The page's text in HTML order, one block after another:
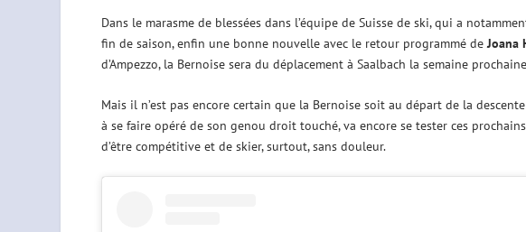
Dans le marasme de blessées dans l’équipe de Suisse de ski, qui a
fin de saison, enfin une bonne nouvelle avec le retour programmé de Joana
d’Ampezzo, la Bernoise sera du déplacement à Saalbach la semaine
Mais il n’est pas encore certain que la Bernoise soit au départ de la
à se faire opéré de son genou droit touché, va encore se tester ces
d’être compétitive et de skier, surtout, sans douleur.